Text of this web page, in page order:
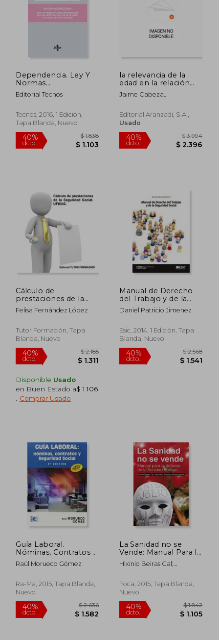
35%
dcto.
$ 4.271
$ 2.776
35%
dcto. $
40%
dcto. $ 2.403
Dependencia. Ley Y
Normas
Complementarias
(Derecho - Biblioteca
Editorial Tecnos
Tecnos, 2016, 1 Edición,
Tapa Blanda, Nuevo
40% $ 1.838
la relevancia de la
edad en la relación
laboral y de seguridad
social
Jaime Cabeza
Ballester Pastor,marta
Fernández Prieto
Editorial Aranzadi, S.a.,
Usado
40% $
Cálculo de
prestaciones de la
Seguridad Social.
UF0342.
Felisa Fernández López
Tutor Formación, Tapa
Blanda, Nuevo
Disponible Usado
en Buen Estado a$ 1.106
Comprar Usado
Manual de Derecho
del Trabajo y de la
Seguridad Social
Daniel Patricio Jimenez
Esic, 2014, 1 Edición, Tapa
Blanda, Nuevo
Guía Laboral.
Nóminas, Contratos Y
Seguridad Social - 9ª
Edición (informatica
Raúl Morueco Gómez
Ra-Ma, 2015, Tapa Blanda,
Nuevo
La Sanidad no se
Vende: Manual Para la
Defensa de la Sanidad
Pública
Hixinio Beiras Cal;
Bayle
Foca, 2015, Tapa Blanda,
Nuevo